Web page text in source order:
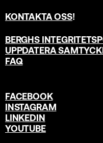
KONTAKTA OSS!
BERGHS
UPPDATERA
FAQ
FACEBOOK
INSTAGRAM
LINKEDIN
YOUTUBE